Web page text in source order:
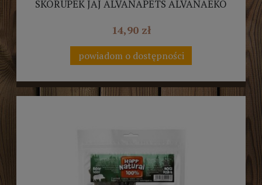
SKORUPEK JAJ ALVANAPETS ALVANAEKO
14,90 zł
powiadom o dostępności